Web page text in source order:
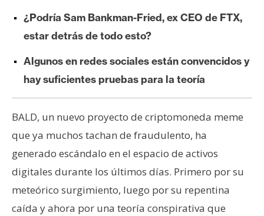
m
I
A
A
n
á
l
i
s
i
¿Podría Sam Bankman-Fried, ex CEO de FTX,
estar detrás de todo esto?
Algunos en redes sociales están convencidos y
hay suficientes pruebas para la teoría
BALD, un nuevo proyecto de criptomoneda meme
que ya muchos tachan de fraudulento, ha
generado escándalo en el espacio de activos
digitales durante los últimos días. Primero por su
meteórico surgimiento, luego por su repentina
caída y ahora por una teoría conspirativa que